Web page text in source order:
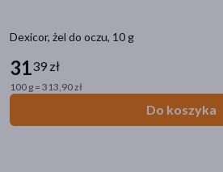
Dexicor, żel do oczu, 10 g
3139 zł
100 g = 313,90 zł
Do koszyka